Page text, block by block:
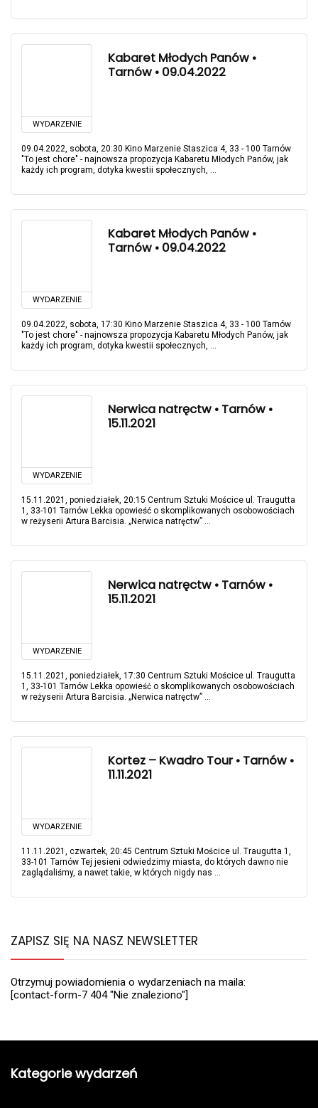
WYDARZENIE
Kabaret Młodych Panów •
Tarnów • 09.04.2022
09.04.2022, sobota, 20:30 Kino Marzenie Staszica 4, 33 - 100 Tarnów
"To jest chore" - najnowsza propozycja Kabaretu Młodych Panów, jak
każdy ich program, dotyka kwestii społecznych, ...
WYDARZENIE
Kabaret Młodych Panów •
Tarnów • 09.04.2022
09.04.2022, sobota, 17:30 Kino Marzenie Staszica 4, 33 - 100 Tarnów
"To jest chore" - najnowsza propozycja Kabaretu Młodych Panów, jak
każdy ich program, dotyka kwestii społecznych, ...
WYDARZENIE
Nerwica natręctw • Tarnów •
15.11.2021
15.11.2021, poniedziałek, 20:15 Centrum Sztuki Mościce ul. Traugutta
1, 33-101 Tarnów Lekka opowieść o skomplikowanych osobowościach
w reżyserii Artura Barcisia. „Nerwica natręctw” ...
WYDARZENIE
Nerwica natręctw • Tarnów •
15.11.2021
15.11.2021, poniedziałek, 17:30 Centrum Sztuki Mościce ul. Traugutta
1, 33-101 Tarnów Lekka opowieść o skomplikowanych osobowościach
w reżyserii Artura Barcisia. „Nerwica natręctw” ...
WYDARZENIE
Kortez – Kwadro Tour • Tarnów •
11.11.2021
11.11.2021, czwartek, 20:45 Centrum Sztuki Mościce ul. Traugutta 1,
33-101 Tarnów Tej jesieni odwiedzimy miasta, do których dawno nie
zaglądaliśmy, a nawet takie, w których nigdy nas ...
ZAPISZ SIĘ NA NASZ NEWSLETTER
Otrzymuj powiadomienia o wydarzeniach na maila:
[contact-form-7 404 "Nie znaleziono"]
Kategorie wydarzeń